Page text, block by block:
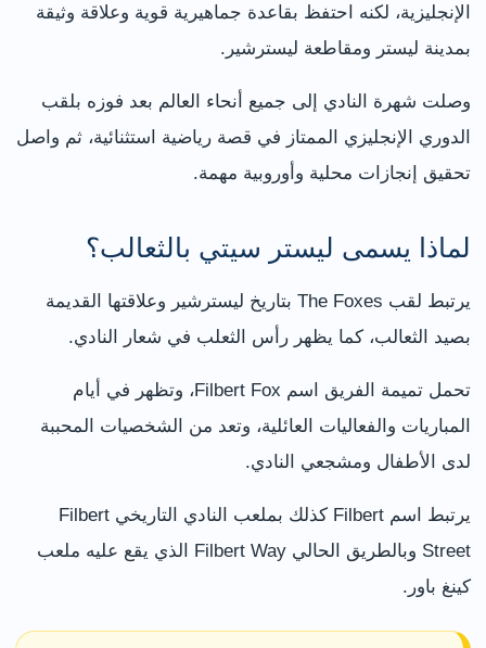
الإنجليزية، لكنه احتفظ بقاعدة جماهيرية قوية وعلاقة وثيقة
بمدينة ليستر ومقاطعة ليسترشير.
وصلت شهرة النادي إلى جميع أنحاء العالم بعد فوزه بلقب
الدوري الإنجليزي الممتاز في قصة رياضية استثنائية، ثم واصل
تحقيق إنجازات محلية وأوروبية مهمة.
لماذا يسمى ليستر سيتي بالثعالب؟
يرتبط لقب The Foxes بتاريخ ليسترشير وعلاقتها القديمة
بصيد الثعالب، كما يظهر رأس الثعلب في شعار النادي.
تحمل تميمة الفريق اسم Filbert Fox، وتظهر في أيام
المباريات والفعاليات العائلية، وتعد من الشخصيات المحببة
لدى الأطفال ومشجعي النادي.
يرتبط اسم Filbert كذلك بملعب النادي التاريخي Filbert
Street وبالطريق الحالي Filbert Way الذي يقع عليه ملعب
كينغ باور.